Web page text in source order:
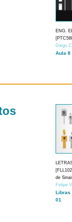
ENG.
Diego
Aula 8
de
Felipe
Libras
01